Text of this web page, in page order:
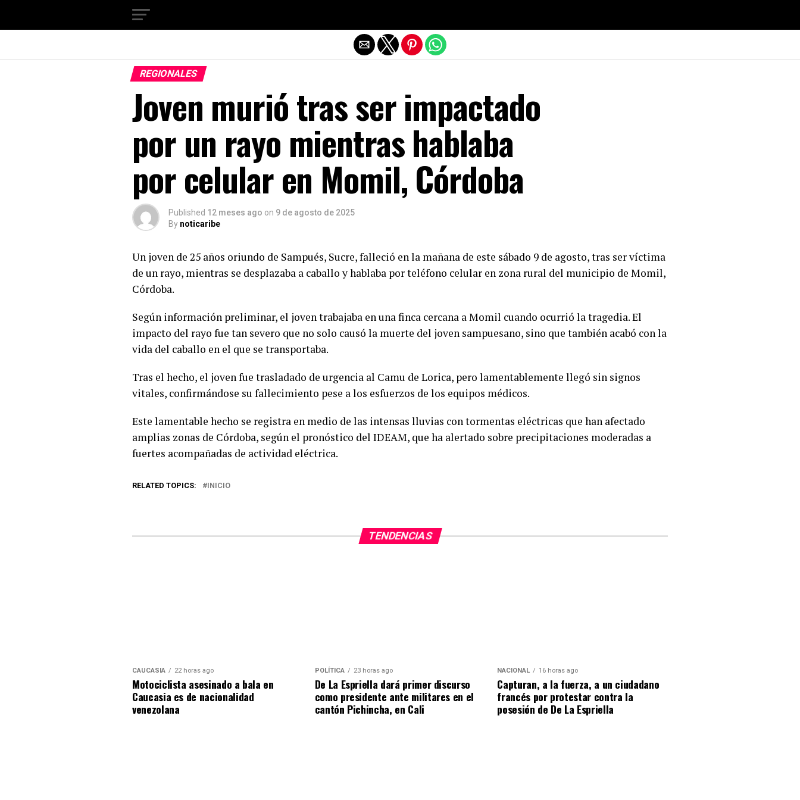
REGIONALES
Joven murió tras ser impactado
por un rayo mientras hablaba
por celular en Momil, Córdoba
Published 12 meses ago on 9 de agosto de 2025
By noticaribe
Un joven de 25 años oriundo de Sampués, Sucre, falleció en la mañana de este sábado 9 de agosto, tras ser víctima
de un rayo, mientras se desplazaba a caballo y hablaba por teléfono celular en zona rural del municipio de Momil,
Córdoba.
Según información preliminar, el joven trabajaba en una finca cercana a Momil cuando ocurrió la tragedia. El
impacto del rayo fue tan severo que no solo causó la muerte del joven sampuesano, sino que también acabó con la
vida del caballo en el que se transportaba.
Tras el hecho, el joven fue trasladado de urgencia al Camu de Lorica, pero lamentablemente llegó sin signos
vitales, confirmándose su fallecimiento pese a los esfuerzos de los equipos médicos.
Este lamentable hecho se registra en medio de las intensas lluvias con tormentas eléctricas que han afectado
amplias zonas de Córdoba, según el pronóstico del IDEAM, que ha alertado sobre precipitaciones moderadas a
fuertes acompañadas de actividad eléctrica.
RELATED TOPICS: INICIO
TENDENCIAS
CAUCASIA 22 horas ago
Motociclista asesinado a bala en
Caucasia es de nacionalidad
venezolana
POLÍTICA 23 horas ago
De La Espriella dará primer discurso
como presidente ante militares en el
cantón Pichincha, en Cali
NACIONAL 16 horas ago
Capturan, a la fuerza, a un ciudadano
francés por protestar contra la
posesión de De La Espriella